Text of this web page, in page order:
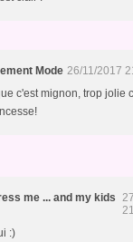
Mode 26/11/2017
c'est mignon, trop jolie
me ... and my kids
:)